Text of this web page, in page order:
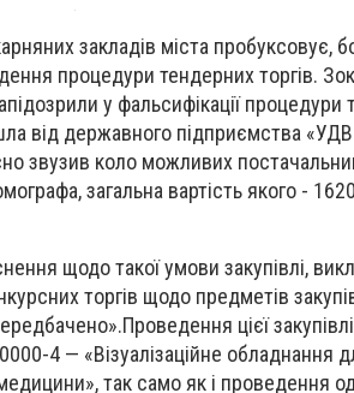
закладів міста пробуксовує,
процедури тендерних торгів.
у фальсифікації процедури
від державного підприємства
звузив коло можливих
загальна вартість якого -
щодо такої умови закупівлі,
торгів щодо предметів
цієї
4 — «Візуалізаційне обладнання
так само як і проведення